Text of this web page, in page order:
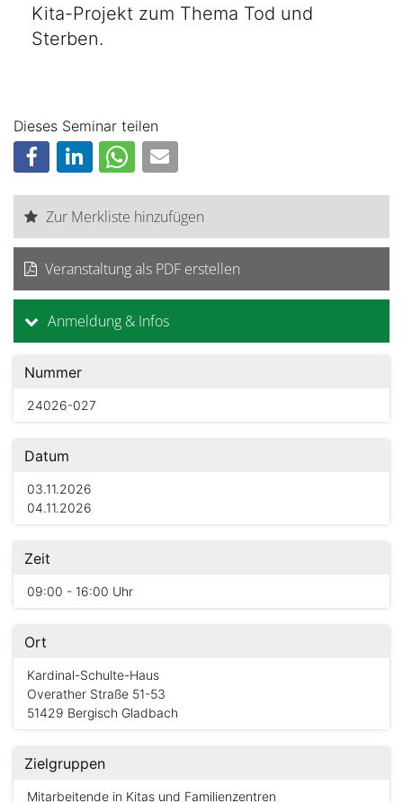
Kita-Projekt zum Thema Tod und
Sterben.
Dieses Seminar teilen
Zur Merkliste hinzufügen
Veranstaltung als PDF erstellen
Anmeldung & Infos
Nummer
24026-027
Datum
03.11.2026
04.11.2026
Zeit
09:00 - 16:00 Uhr
Ort
Kardinal-Schulte-Haus
Overather Straße 51-53
51429 Bergisch Gladbach
Zielgruppen
Mitarbeitende in Kitas und Familienzentren